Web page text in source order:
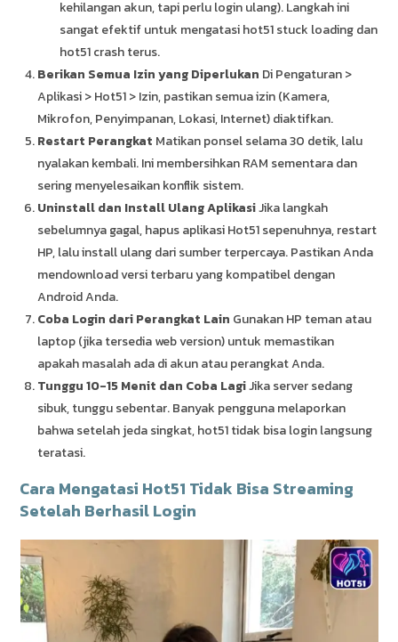
kehilangan akun, tapi perlu login ulang). Langkah ini
sangat efektif untuk mengatasi hot51 stuck loading dan
hot51 crash terus.
Berikan Semua Izin yang Diperlukan Di Pengaturan >
Aplikasi > Hot51 > Izin, pastikan semua izin (Kamera,
Mikrofon, Penyimpanan, Lokasi, Internet) diaktifkan.
Restart Perangkat Matikan ponsel selama 30 detik, lalu
nyalakan kembali. Ini membersihkan RAM sementara dan
sering menyelesaikan konflik sistem.
Uninstall dan Install Ulang AplikasiJika langkah
sebelumnya gagal, hapus aplikasi Hot51 sepenuhnya, restart
HP, lalu install ulang dari sumber terpercaya. Pastikan Anda
mendownload versi terbaru yang kompatibel dengan
Android Anda.
Coba Login dari Perangkat Lain Gunakan HP teman atau
laptop (jika tersedia web version) untuk memastikan
apakah masalah ada di akun atau perangkat Anda.
Tunggu 10-15 Menit dan Coba LagiJika server sedang
sibuk, tunggu sebentar. Banyak pengguna melaporkan
bahwa setelah jeda singkat, hot51 tidak bisa login langsung
teratasi.
Cara Mengatasi Hot51 Tidak Bisa Streaming
Setelah Berhasil Login